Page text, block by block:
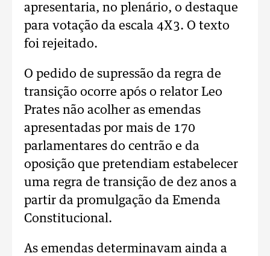
apresentaria, no plenário, o destaque
para votação da escala 4X3. O texto
foi rejeitado.
O pedido de supressão da regra de
transição ocorre após o relator Leo
Prates não acolher as emendas
apresentadas por mais de 170
parlamentares do centrão e da
oposição que pretendiam estabelecer
uma regra de transição de dez anos a
partir da promulgação da Emenda
Constitucional.
As emendas determinavam ainda a